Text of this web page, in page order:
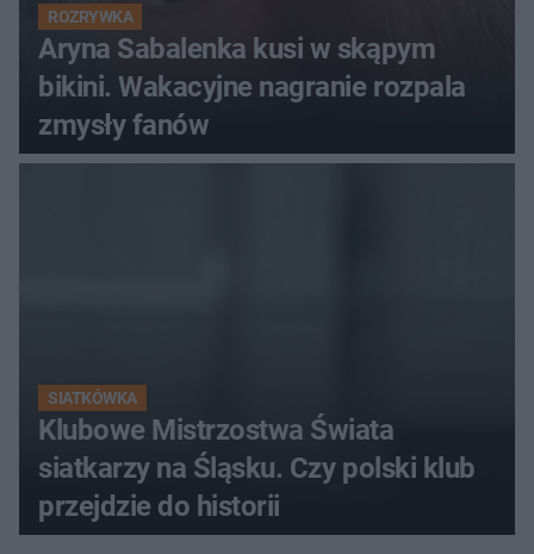
ROZRYWKA
Aryna Sabalenka kusi w skąpym
bikini. Wakacyjne nagranie rozpala
zmysły fanów
SIATKÓWKA
Klubowe Mistrzostwa Świata
siatkarzy na Śląsku. Czy polski klub
przejdzie do historii